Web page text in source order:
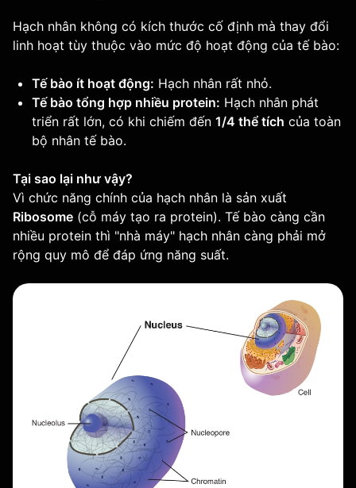
Hạch nhân không có kích thước cố định mà thay đổi
linh hoạt tùy thuộc vào mức độ hoạt động của tế bào:
Tế bào ít hoạt động: Hạch nhân rất nhỏ.
Tế bào tổng hợp nhiều protein: Hạch nhân phát
triển rất lớn, có khi chiếm đến 1/4 thể tích của toàn
bộ nhân tế bào.
Tại sao lại như vậy?
Vì chức năng chính của hạch nhân là sản xuất
Ribosome (cỗ máy tạo ra protein). Tế bào càng cần
nhiều protein thì "nhà máy" hạch nhân càng phải mở
rộng quy mô để đáp ứng năng suất.